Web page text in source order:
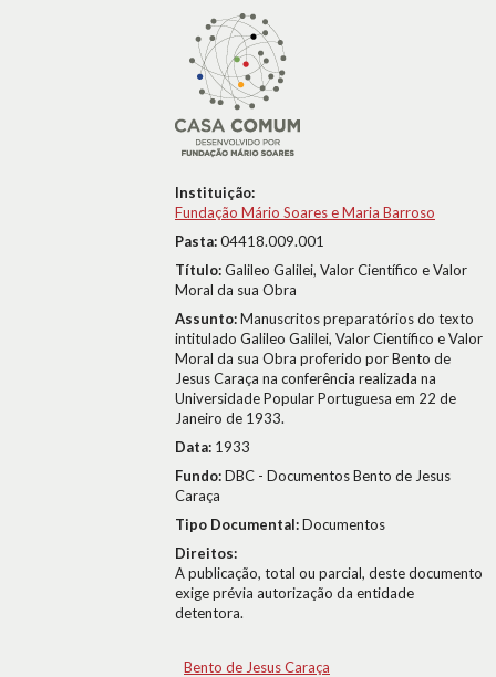
Instituição:
Fundação Mário Soares e Maria Barroso
Pasta:04418.009.001
Título:Galileo Galilei, Valor Científico e Valor
Moral da sua Obra
Assunto:Manuscritos preparatórios do texto
intitulado Galileo Galilei, Valor Científico e Valor
Moral da sua Obra proferido por Bento de
Jesus Caraça na conferência realizada na
Universidade Popular Portuguesa em 22 de
Janeiro de 1933.
Data: 1933
Fundo:DBC - Documentos Bento de Jesus
Caraça
Tipo Documental:Documentos
Direitos:
A publicação, total ou parcial, deste documento
exige prévia autorização da entidade
detentora.
Bento de Jesus Caraça